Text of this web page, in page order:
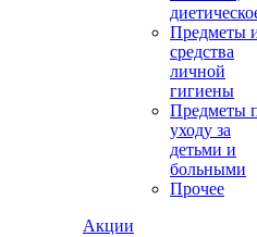
Предметы
средства
личной
гигиены
Предметы
уходу за
детьми и
больными
Прочее
Акции